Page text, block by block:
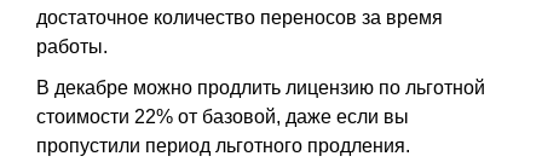
достаточное количество переносов за время
работы.
В декабре можно продлить лицензию по льготной
стоимости 22% от базовой, даже если вы
пропустили период льготного продления.